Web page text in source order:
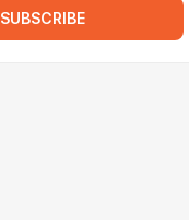
SUBSCRIBE